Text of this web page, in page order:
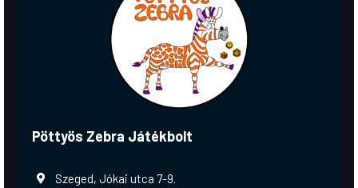
Pöttyös Zebra Játékbolt
Szeged, Jókai utca 7-9.